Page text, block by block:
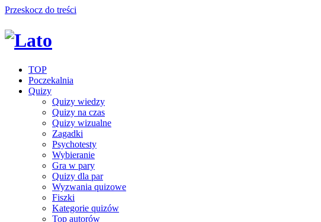
Przeskocz do treści
TOP
Poczekalnia
Quizy
Quizy wiedzy
Quizy na czas
Quizy wizualne
Zagadki
Psychotesty
Wybieranie
Gra w pary
Quizy dla par
Wyzwania quizowe
Fiszki
Kategorie quizów
Top autorów